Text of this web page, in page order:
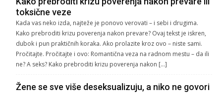
toksične veze
Kada vas neko izda, najteže je ponovo verovati – i sebi i drugima.
Kako prebroditi krizu poverenja nakon prevare? Ovaj tekst je iskren,
dubok i pun praktičnih koraka. Ako prolazite kroz ovo – niste sami.
Pročitajte. Pročitajte i ovo: Romantična veza na radnom mestu – da ili
ne? A seks? Kako prebroditi krizu poverenja nakon […]
Žene se sve više deseksualizuju, a niko ne govori